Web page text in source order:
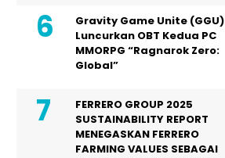
Gravity Game Unite (GGU)
Luncurkan OBT Kedua PC
MMORPG “Ragnarok Zero:
Global”
FERRERO GROUP 2025
SUSTAINABILITY REPORT
MENEGASKAN FERRERO
FARMING VALUES SEBAGAI